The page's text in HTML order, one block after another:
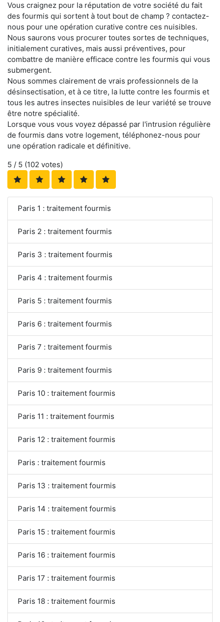
Vous craignez pour la réputation de votre société du fait
des fourmis qui sortent à tout bout de champ ? contactez-
nous pour une opération curative contre ces nuisibles.
Nous saurons vous procurer toutes sortes de techniques,
initialement curatives, mais aussi préventives, pour
combattre de manière efficace contre les fourmis qui vous
submergent.
Nous sommes clairement de vrais professionnels de la
désinsectisation, et à ce titre, la lutte contre les fourmis et
tous les autres insectes nuisibles de leur variété se trouve
être notre spécialité.
Lorsque vous vous voyez dépassé par l'intrusion régulière
de fourmis dans votre logement, téléphonez-nous pour
une opération radicale et définitive.
5 / 5 (102 votes)
Paris 1 : traitement fourmis
Paris 2 : traitement fourmis
Paris 3 : traitement fourmis
Paris 4 : traitement fourmis
Paris 5 : traitement fourmis
Paris 6 : traitement fourmis
Paris 7 : traitement fourmis
Paris 9 : traitement fourmis
Paris 10 : traitement fourmis
Paris 11 : traitement fourmis
Paris 12 : traitement fourmis
Paris : traitement fourmis
Paris 13 : traitement fourmis
Paris 14 : traitement fourmis
Paris 15 : traitement fourmis
Paris 16 : traitement fourmis
Paris 17 : traitement fourmis
Paris 18 : traitement fourmis